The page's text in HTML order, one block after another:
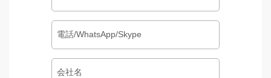
電話/WhatsApp/Skype
会社名